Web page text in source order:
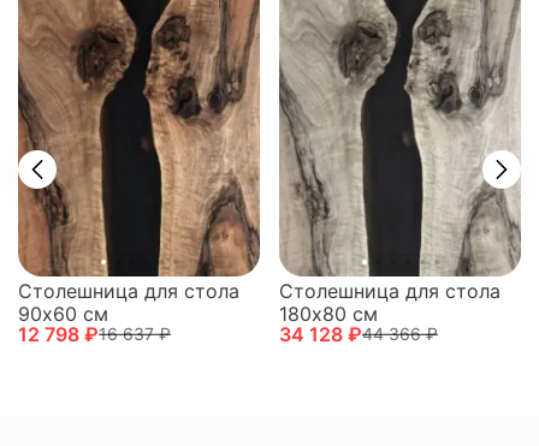
Столешница для стола
90х60 см
12 798 ₽16 637 ₽
Столешница для стола
180х80 см
34 128 ₽44 366 ₽